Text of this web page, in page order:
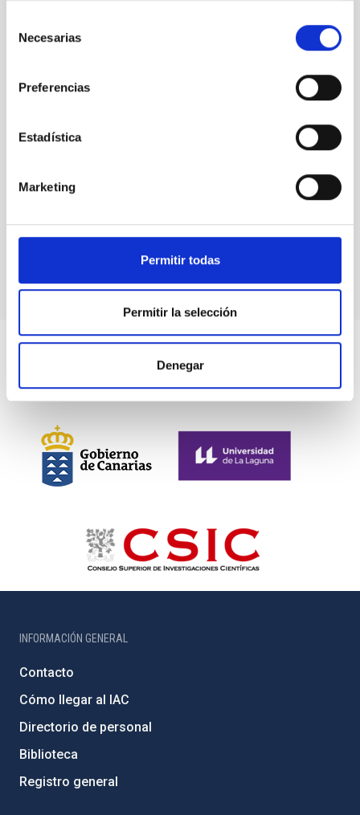
Necesarias
Preferencias
Estadística
Marketing
Permitir todas
Permitir la selección
Denegar
INFORMACIÓN GENERAL
Contacto
Cómo llegar al IAC
Directorio de personal
Biblioteca
Registro general